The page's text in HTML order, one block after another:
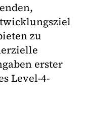
zu
erster
Level-4-